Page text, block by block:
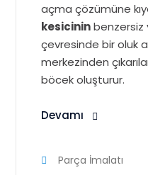
açma çözümüne
kesicininbenzersiz
çevresinde bir oluk
merkezinden
böcek oluşturur.
Devamı
Parça İmalatı